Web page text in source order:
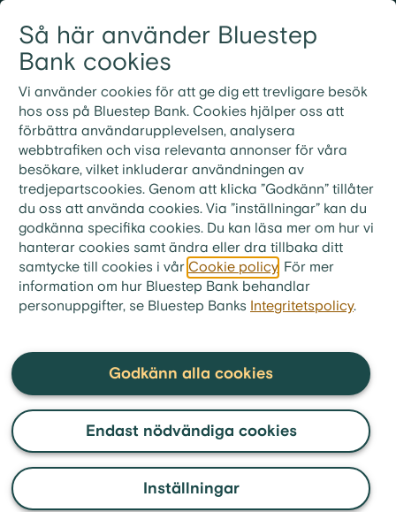
Så här använder Bluestep
Bank cookies
Vi använder cookies för att ge dig ett trevligare besök
hos oss på Bluestep Bank. Cookies hjälper oss att
förbättra användarupplevelsen, analysera
webbtrafiken och visa relevanta annonser för våra
besökare, vilket inkluderar användningen av
tredjepartscookies. Genom att klicka ”Godkänn” tillåter
du oss att använda cookies. Via ”inställningar” kan du
godkänna specifika cookies. Du kan läsa mer om hur vi
hanterar cookies samt ändra eller dra tillbaka ditt
samtycke till cookies i vår Cookie policy . För mer
information om hur Bluestep Bank behandlar
personuppgifter, se Bluestep Banks Integritetspolicy.
Inställningar
Endast nödvändiga cookies
Godkänn alla cookies
Meny
Vanliga frågor och
svar
bluestep.se > Kundservice > Frågor & Svar
Om Bluestep Bank > Allmänna frågor
Hur hanterar Bluestep Bank
klagomål?
På Bluestep Bank vill vi att alla våra kunder ska
vara nöjda med våra produkter, tjänster och vår
service. Därför är dina synpunkter viktiga för oss.
Läs mer om hur dulämnar ett klagomål